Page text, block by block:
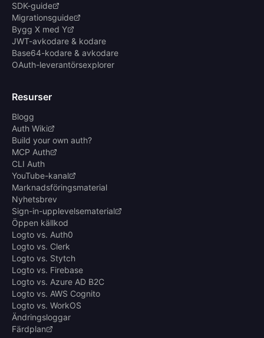
SDK-guide
Migrationsguide
Bygg X med Y
JWT-avkodare & kodare
Base64-kodare & avkodare
OAuth-leverantörsexplorer
Resurser
Blogg
Auth Wiki
Build your own auth?
MCP Auth
CLI Auth
YouTube-kanal
Marknadsföringsmaterial
Nyhetsbrev
Sign-in-upplevelsematerial
Öppen källkod
Logto vs. Auth0
Logto vs. Clerk
Logto vs. Stytch
Logto vs. Firebase
Logto vs. Azure AD B2C
Logto vs. AWS Cognito
Logto vs. WorkOS
Ändringsloggar
Färdplan